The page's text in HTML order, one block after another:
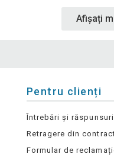
Afișați
Pentru clienți
Întrebări și
Retragere din
Formular de